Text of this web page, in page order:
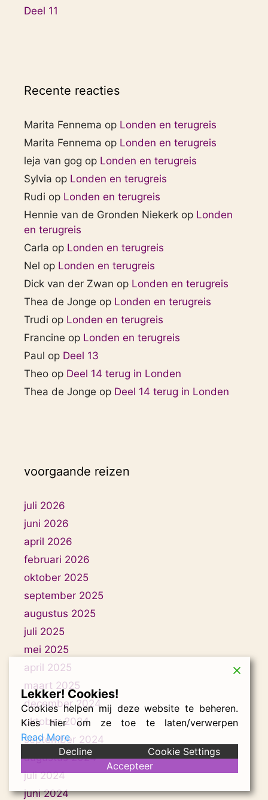
Deel 11
Recente reacties
Marita Fennema op Londen en terugreis
Marita Fennema op Londen en terugreis
leja van gog op Londen en terugreis
Sylvia op Londen en terugreis
Rudi op Londen en terugreis
Hennie van de Gronden Niekerk op Londen
en terugreis
Carla op Londen en terugreis
Nel op Londen en terugreis
Dick van der Zwan op Londen en terugreis
Thea de Jonge op Londen en terugreis
Trudi op Londen en terugreis
Francine op Londen en terugreis
Paul op Deel 13
Theo op Deel 14 terug in Londen
Thea de Jonge op Deel 14 terug in Londen
voorgaande reizen
juli 2026
juni 2026
april 2026
februari 2026
oktober 2025
september 2025
augustus 2025
juli 2025
mei 2025
april 2025
maart 2025
december 2024
oktober 2024
september 2024
augustus 2024
juli 2024
juni 2024
Lekker! Cookies!
Cookies helpen mij deze website te beheren.
Kies hier om ze toe te laten/verwerpen
Read More
Decline
Cookie Settings
Accepteer